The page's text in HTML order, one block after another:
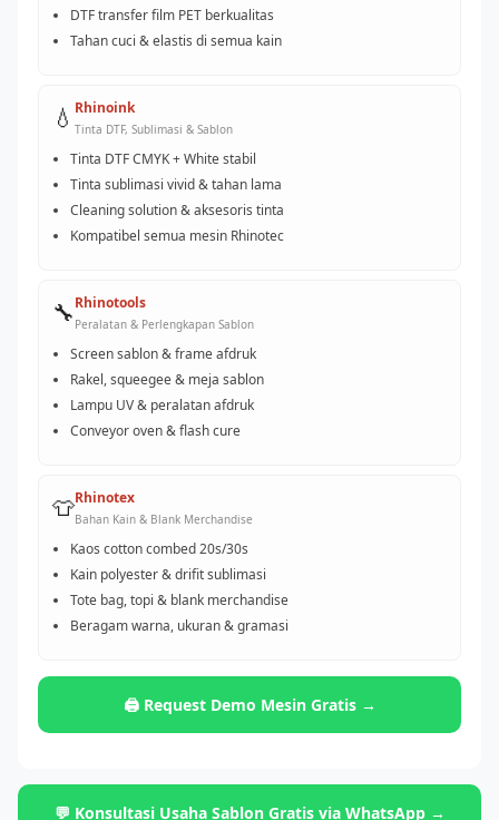
DTF transfer film PET berkualitas
Tahan cuci & elastis di semua kain
💧 Rhinoink
Tinta DTF, Sublimasi & Sablon
Tinta DTF CMYK + White stabil
Tinta sublimasi vivid & tahan lama
Cleaning solution & aksesoris tinta
Kompatibel semua mesin Rhinotec
🔧Rhinotools
Peralatan & Perlengkapan Sablon
Screen sablon & frame afdruk
Rakel, squeegee & meja sablon
Lampu UV & peralatan afdruk
Conveyor oven & flash cure
👕Rhinotex
Bahan Kain & Blank Merchandise
Kaos cotton combed 20s/30s
Kain polyester & drifit sublimasi
Tote bag, topi & blank merchandise
Beragam warna, ukuran & gramasi
🖨️ Request Demo Mesin Gratis →
💬 Konsultasi Usaha Sablon Gratis via WhatsApp →